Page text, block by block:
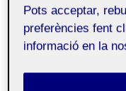
M1.862 – PRC
millora de la
pràctica
Pots acceptar,
preferències fent
informació en la